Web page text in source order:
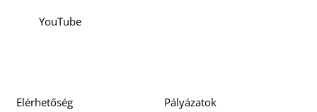
YouTube
Elérhetőség Pályázatok